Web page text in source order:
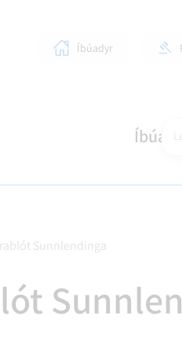
Íbúar
Íbúadyr
Sunnlendinga